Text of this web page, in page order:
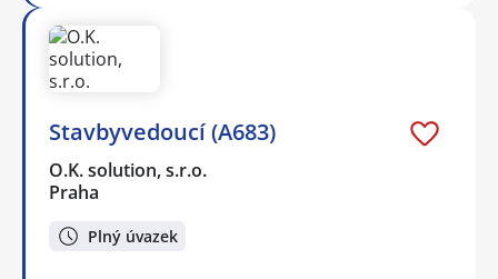
Stavbyvedoucí (A683)
O.K. solution, s.r.o.
Praha
Plný úvazek